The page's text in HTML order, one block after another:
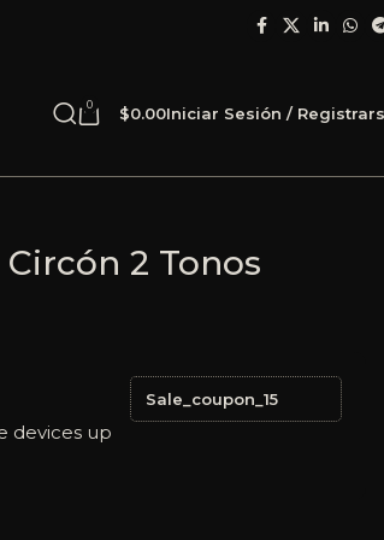
0 $0.00Iniciar Sesión /
2 Tonos
devices up
Sale_coupon_15